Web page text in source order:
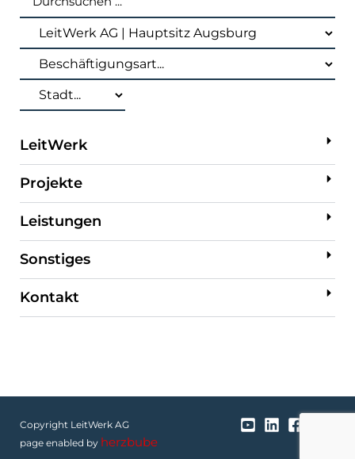
LeitWerk
Projekte
Leistungen
Sonstiges
Kontakt
Copyright LeitWerk AG
page enabled by herzbube